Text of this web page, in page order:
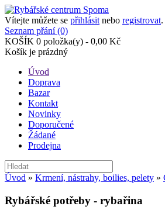
Vítejte můžete se přihlásit nebo registrovat.
Seznam přání (0)
KOŠÍK 0 položka(y) - 0,00 Kč
Košík je prázdný
Úvod
Doprava
Bazar
Kontakt
Novinky
Doporučené
Žádané
Prodejna
Úvod » Krmení, nástrahy, boilies, pelety »
Rybářské potřeby - rybařina